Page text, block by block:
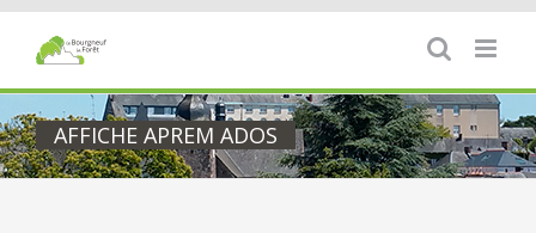
Passer
contenu
AFFICHE APREM ADOS